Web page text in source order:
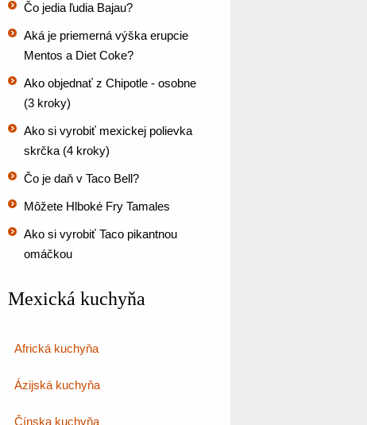
Čo jedia ľudia Bajau?
Aká je priemerná výška erupcie
Mentos a Diet Coke?
Ako objednať z Chipotle - osobne
(3 kroky)
Ako si vyrobiť mexickej polievka
skrčka (4 kroky)
Čo je daň v Taco Bell?
Môžete Hlboké Fry Tamales
Ako si vyrobiť Taco pikantnou
omáčkou
Mexická kuchyňa
Africká kuchyňa
Ázijská kuchyňa
Čínska kuchyňa